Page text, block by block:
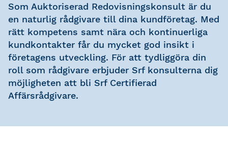
Som Auktoriserad Redovisningskonsult är du
en naturlig rådgivare till dina kundföretag. Med
rätt kompetens samt nära och kontinuerliga
kundkontakter får du mycket god insikt i
företagens utveckling. För att tydliggöra din
roll som rådgivare erbjuder Srf konsulterna dig
möjligheten att bli Srf Certifierad
Affärsrådgivare.